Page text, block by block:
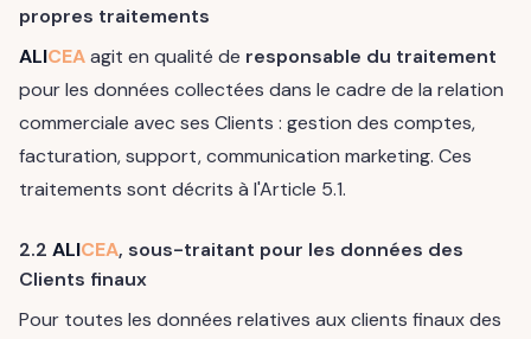
propres traitements
ALICEAagit en qualité de responsable du traitement
pour les données collectées dans le cadre de la relation
commerciale avec ses Clients : gestion des comptes,
facturation, support, communication marketing. Ces
traitements sont décrits à l'Article 5.1.
2.2 ALICEA, sous-traitant pour les données des
Clients finaux
Pour toutes les données relatives aux clients finaux des